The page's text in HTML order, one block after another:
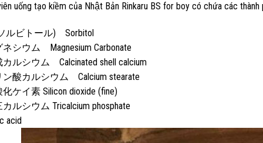
uống tạo kiềm của Nhật Bản Rinkaru BS for boy có chứa các thành
ルビトール) Sorbitol
シウム Magnesium Carbonate
ルシウム Calcinated shell calcium
酸カルシウム Calcium stearate
ケイ素 Silicon dioxide (fine)
ルシウム Tricalcium phosphate
acid